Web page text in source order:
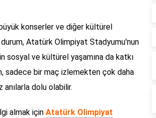
konserler ve diğer kültürel
Atatürk Olimpiyat Stadyumu'nun
sosyal ve kültürel yaşamına da katkı
sadece bir maç izlemekten çok daha
anılarla dolu olabilir.
almak için Atatürk Olimpiyat